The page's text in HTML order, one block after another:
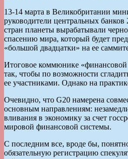
13-14 марта в Великобритании
руководители центральных банков
стран планеты вырабатывали
спасению мира, который будет
«большой двадцатки» на ее
Итоговое коммюнике «финансовой
так, чтобы по возможности
ее участниками. Однако на
Очевидно, что G20 намерена
основным направлениям:
вливания в экономику за счет
мировой финансовой системы.
С последним все, вроде бы,
обязательную регистрацию